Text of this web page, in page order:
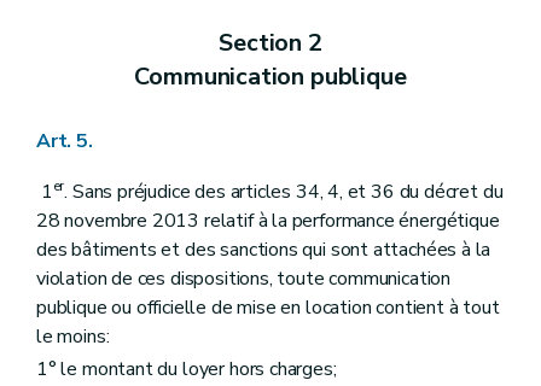
Section 2
Communication publique
Art. 5.
1er. Sans préjudice des articles 34, 4, et 36 du décret du
28 novembre 2013 relatif à la performance énergétique
des bâtiments et des sanctions qui sont attachées à la
violation de ces dispositions, toute communication
publique ou officielle de mise en location contient à tout
le moins:
1° le montant du loyer hors charges;